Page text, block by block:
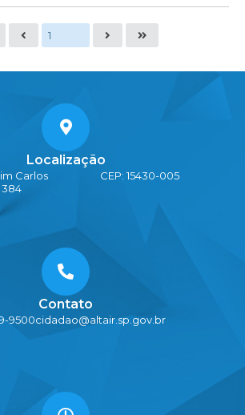
Localização
Carlos
384
CEP: 15430-005
Contato
9500cidadao@altair.sp.gov.br